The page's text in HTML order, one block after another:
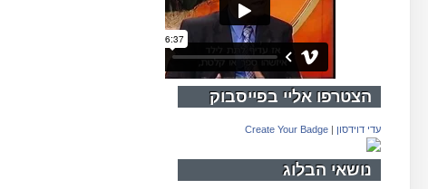
הצטרפו אליי בפייסבוק
עדי דוידסון |
Create Your Badge
נושאי הבלוג